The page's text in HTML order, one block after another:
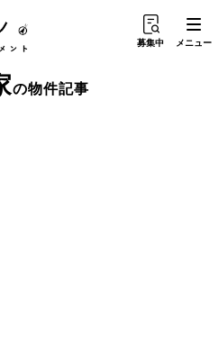
募集中 メニュー
の物件記事